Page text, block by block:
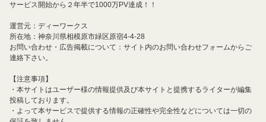
サービス開始から２年半で1000万PV達成！！
運営元：ディーワークス
所在地：神奈川県相模原市緑区原宿4-4-28
お問い合わせ・広告掲載について：サイト内のお問い合わせフォームからご
連絡下さい。
【注意事項】
・本サイトはユーザー様の情報提供及び本サイトと提携するライターが編集
投稿しております。
・よって本サービスで提供する情報の正確性や完全性などについては一切の